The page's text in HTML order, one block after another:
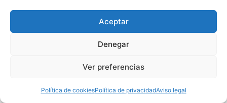
Aceptar
Denegar
Ver preferencias
Política de cookiesPolítica de privacidadAviso legal